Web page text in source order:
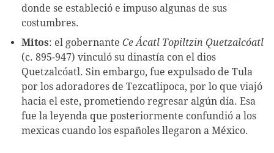
donde se estableció e impuso algunas de sus
costumbres.
Mitos: el gobernante Ce Ácatl Topiltzin Quetzalcóatl
(c. 895-947) vinculó su dinastía con el dios
Quetzalcóatl. Sin embargo, fue expulsado de Tula
por los adoradores de Tezcatlipoca, por lo que viajó
hacia el este, prometiendo regresar algún día. Esa
fue la leyenda que posteriormente confundió a los
mexicas cuando los españoles llegaron a México.